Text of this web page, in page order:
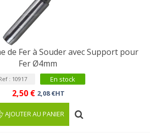
de Fer à Souder avec Support pour
Fer Ø4mm
: 10917 En stock
2,50 € 2,08 €HT
AJOUTER AU PANIER